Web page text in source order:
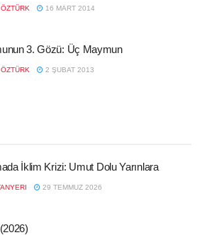
16 MART 2014
3. Gözü: Üç Maymun
2 ŞUBAT 2013
İklim Krizi: Umut Dolu Yarınlara
29 TEMMUZ 2026